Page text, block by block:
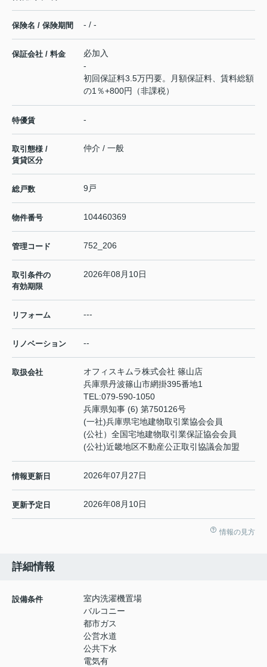
保険名 / 保険期間 - / -
保証会社 / 料金
必加入
-
初回保証料3.5万円要。月額保証料、賃料総額
の1％+800円（非課税）
特優賃 -
取引態様 /
賃貸区分
仲介 / 一般
総戸数 9戸
物件番号 104460369
管理コード 752_206
取引条件の
有効期限
2026年08月10日
リフォーム ---
リノベーション --
取扱会社
オフィスキムラ株式会社 篠山店
兵庫県丹波篠山市網掛395番地1
TEL:079-590-1050
兵庫県知事 (6) 第750126号
(一社)兵庫県宅地建物取引業協会会員
(公社）全国宅地建物取引業保証協会会員
(公社)近畿地区不動産公正取引協議会加盟
情報更新日 2026年07月27日
更新予定日 2026年08月10日
情報の見方
詳細情報
設備条件
室内洗濯機置場
バルコニー
都市ガス
公営水道
公共下水
電気有